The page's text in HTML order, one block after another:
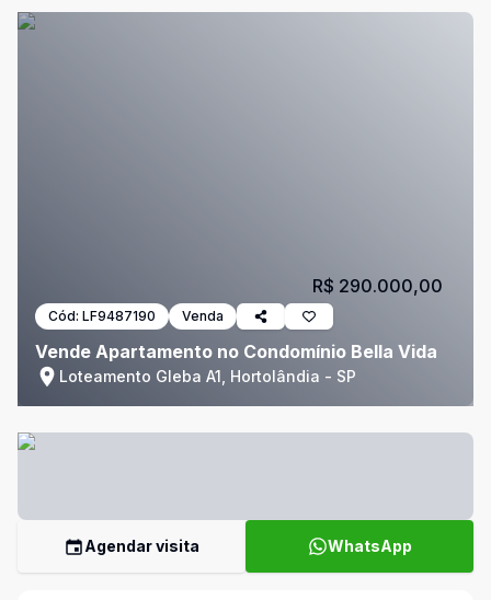
Cód: LF9487190 Venda
Vende Apartamento no Condomínio Bella Vida
Loteamento Gleba A1, Hortolândia - SP
R$ 290.000,00
Agendar visita WhatsApp